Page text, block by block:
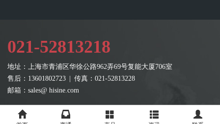
021-52813218
地址：上海市青浦区华徐公路962弄69号复能大厦706室
售后：13601802723 | 传真：021-52813228
邮箱：sales@ hisine.com
版权所有：贺赛电气技术（上海）有限公司 | 备案序号：沪ICP备